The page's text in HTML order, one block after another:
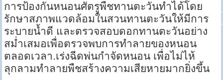
การป้องกันหนอนศัตรูพืชทานตะวันทำได้โดย
รักษาสภาพแวดล้อมในสวนทานตะวันให้มีการ
ระบายน้ำดี และตรวจสอบดอกทานตะวันอย่าง
สม่ำเสมอเพื่อตรวจพบการทำลายของหนอน
ตลอดเวลา.เร่งฉีดพ่นกำจัดหนอน เพื่อไม่ไห้
ลุกลามทำลายพืชสร้างความเสียหายมากยิ่งขึ้น